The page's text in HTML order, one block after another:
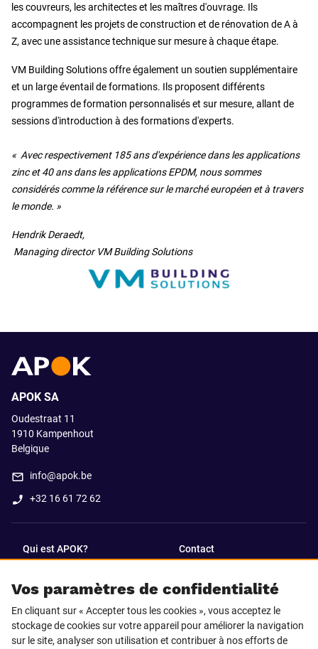
les couvreurs, les architectes et les maîtres d'ouvrage. Ils
accompagnent les projets de construction et de rénovation de A à
Z, avec une assistance technique sur mesure à chaque étape.
VM Building Solutions offre également un soutien supplémentaire
et un large éventail de formations. Ils proposent différents
programmes de formation personnalisés et sur mesure, allant de
sessions d'introduction à des formations d'experts.
« Avec respectivement 185 ans d'expérience dans les applications
zinc et 40 ans dans les applications EPDM, nous sommes
considérés comme la référence sur le marché européen et à travers
le monde. »
Hendrik Deraedt,
Managing director VM Building Solutions
Vos paramètres de confidentialité
En cliquant sur « Accepter tous les cookies », vous acceptez le
stockage de cookies sur votre appareil pour améliorer la navigation
sur le site, analyser son utilisation et contribuer à nos efforts de
APOK SA
Oudestraat 11
1910 Kampenhout
Belgique
info@apok.be
+32 16 61 72 62
Qui est APOK? Contact
SUIVEZ-NOUS SUR
Facebook LinkedIn